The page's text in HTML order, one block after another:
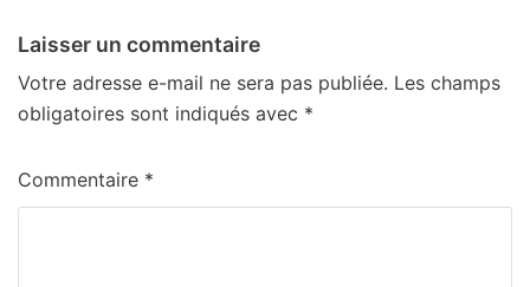
Laisser un commentaire
Votre adresse e-mail ne sera pas publiée. Les champs
obligatoires sont indiqués avec *
Commentaire *